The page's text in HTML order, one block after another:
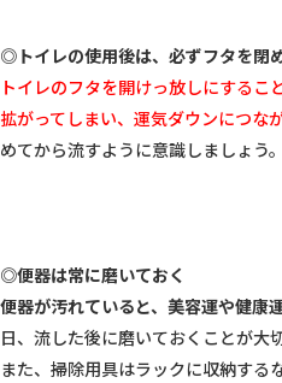
◎トイレの使用後は、必ずフタを閉
トイレのフタを開けっ放しにするこ
拡がってしまい、運気ダウンにつなが
めてから流すように意識しましょう。
◎便器は常に磨いておく
便器が汚れていると、美容運や健康
日、流した後に磨いておくことが大切
また、掃除用具はラックに収納する